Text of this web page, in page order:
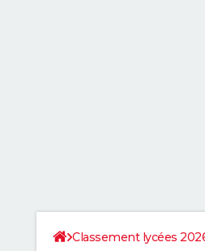
Classement lycées